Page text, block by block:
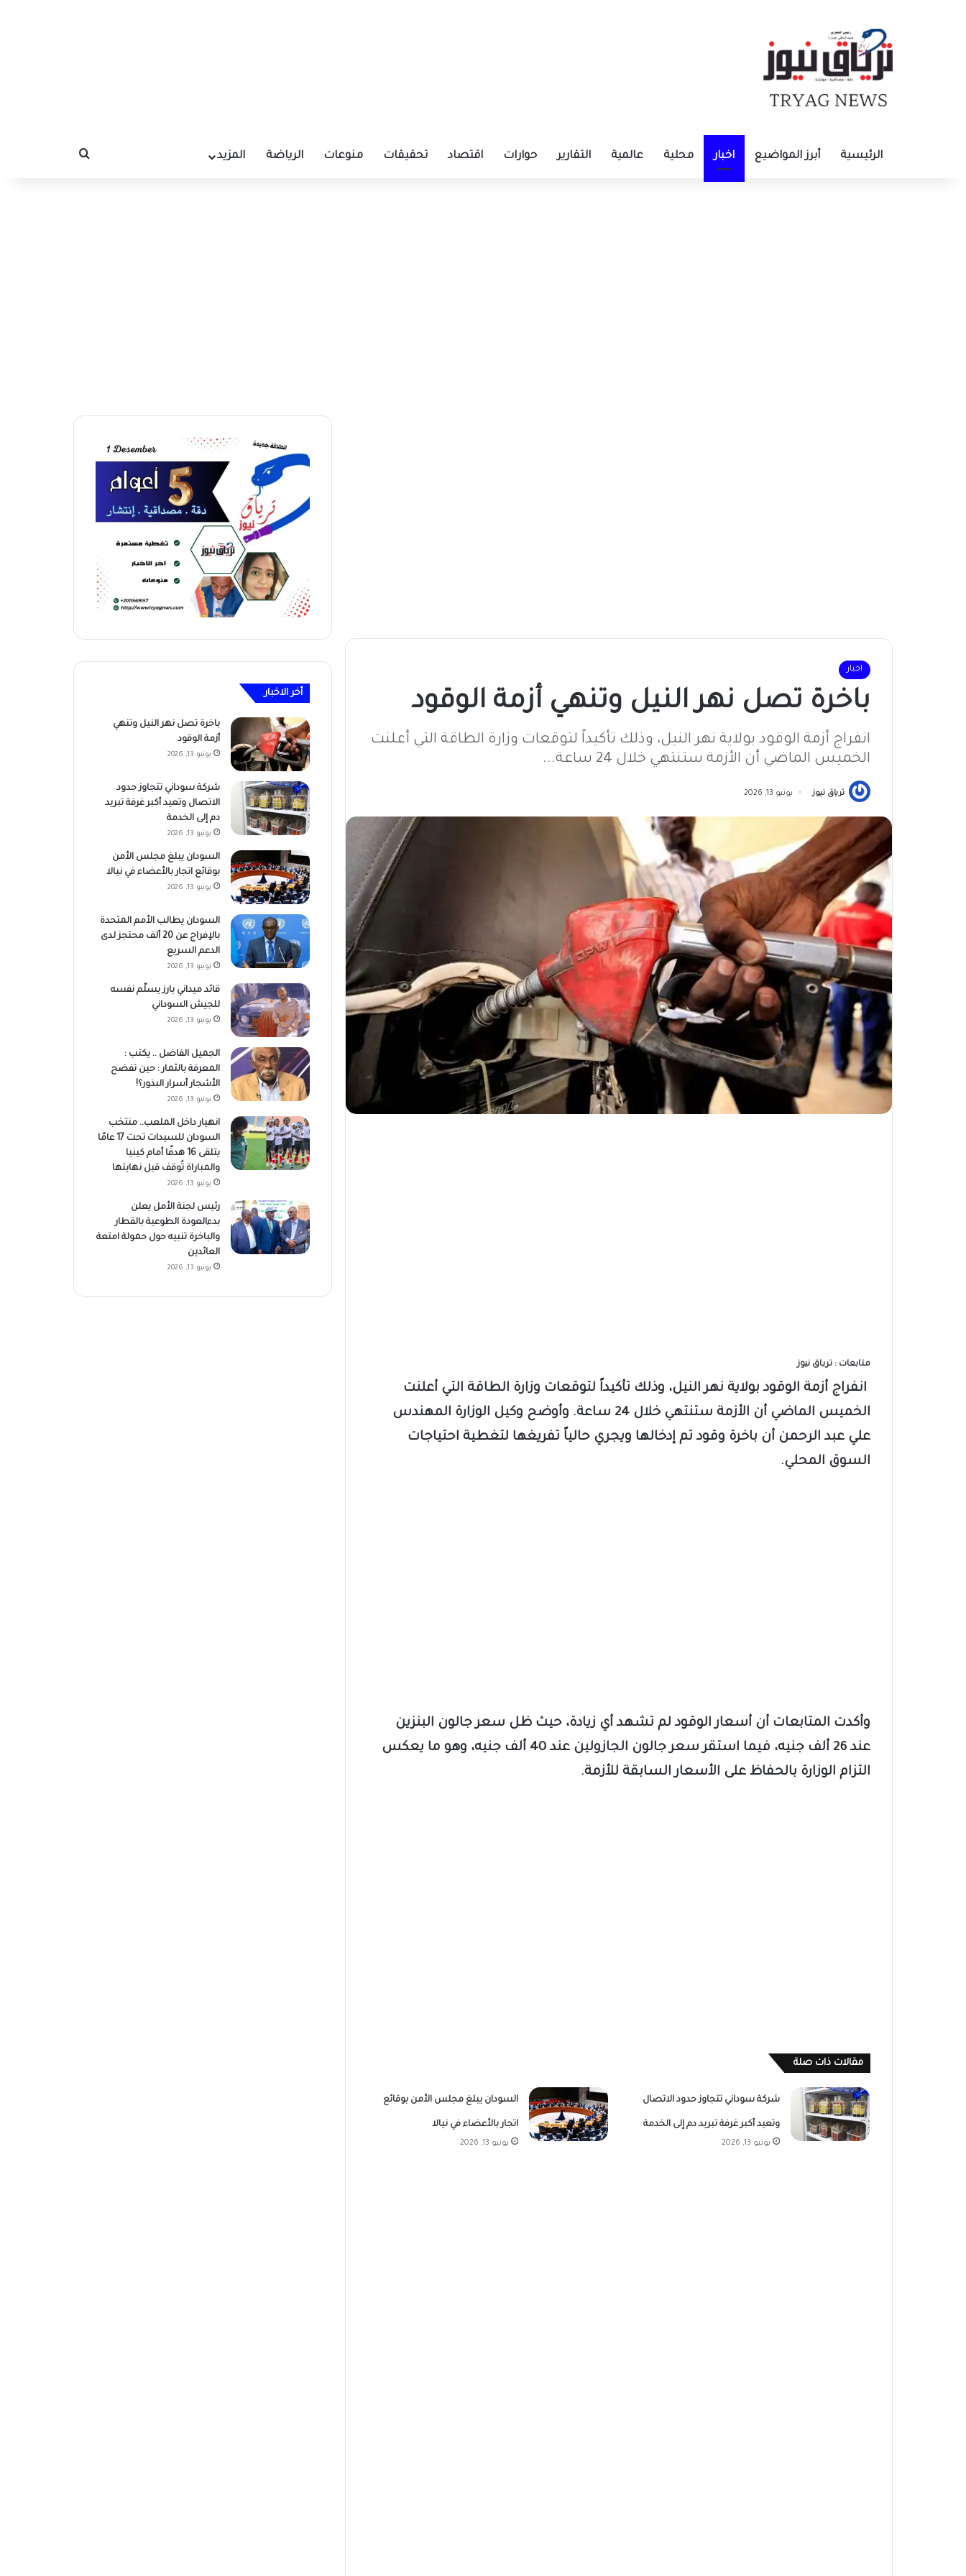
الرئيسية أبرز المواضيع اخبار محلية عالمية التقارير حوارات اقتصاد تحقيقات منوعات الرياضة المزيد بحث عن
اخبار
باخرة تصل نهر النيل وتنهي أزمة الوقود
انفراج أزمة الوقود بولاية نهر النيل، وذلك تأكيداً لتوقعات وزارة الطاقة التي أعلنت
الخميس الماضي أن الأزمة ستنتهي خلال 24 ساعة...
ترياق نيوز يونيو 13, 2026
متابعات : ترياق نيوز
انفراج أزمة الوقود بولاية نهر النيل، وذلك تأكيداً لتوقعات وزارة الطاقة التي أعلنت
الخميس الماضي أن الأزمة ستنتهي خلال 24 ساعة. وأوضح وكيل الوزارة المهندس
علي عبد الرحمن أن باخرة وقود تم إدخالها ويجري حالياً تفريغها لتغطية احتياجات
السوق المحلي.
وأكدت المتابعات أن أسعار الوقود لم تشهد أي زيادة، حيث ظل سعر جالون البنزين
عند 26 ألف جنيه، فيما استقر سعر جالون الجازولين عند 40 ألف جنيه، وهو ما يعكس
التزام الوزارة بالحفاظ على الأسعار السابقة للأزمة.
مقالات ذات صلة
شركة سوداني تتجاوز حدود الاتصال
وتعيد أكبر غرفة تبريد دم إلى الخدمة
يونيو 13, 2026
السودان يبلغ مجلس الأمن بوقائع
اتجار بالأعضاء في نيالا
يونيو 13, 2026
أخر الاخبار
باخرة تصل نهر النيل وتنهي
أزمة الوقود
يونيو 13, 2026
شركة سوداني تتجاوز حدود
الاتصال وتعيد أكبر غرفة تبريد
دم إلى الخدمة
يونيو 13, 2026
السودان يبلغ مجلس الأمن
بوقائع اتجار بالأعضاء في نيالا
يونيو 13, 2026
السودان يطالب الأمم المتحدة
بالإفراج عن 20 ألف محتجز لدى
الدعم السريع
يونيو 13, 2026
قائد ميداني بارز يسلّم نفسه
للجيش السوداني
يونيو 13, 2026
الجميل الفاضل .. يكتب :
المعرفة بالثمار : حين تفضح
الأشجار أسرار البذور؟!
يونيو 13, 2026
انهيار داخل الملعب.. منتخب
السودان للسيدات تحت 17 عامًا
يتلقى 16 هدفًا أمام كينيا
والمباراة تُوقف قبل نهايتها
يونيو 13, 2026
رئيس لجنة الأمل يعلن
بدءالعودة الطوعية بالقطار
والباخرة تنبيه حول حمولة امتعة
العائدين
يونيو 13, 2026